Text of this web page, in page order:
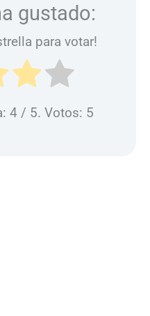
gustado:
para votar!
4/ 5. Votos: 5